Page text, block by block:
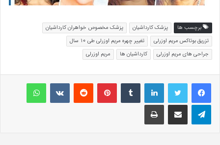
برچسب ها پزشک کارداشیان
پزشک مخصوص خواهران کارداشیان
تزریق بوتاکس مریم اوزرلی
تغییر چهره مریم اوزرلی طی 10 سال
جراحی های مریم اوزرلی
کارداشیان ها مریم اوزرلی
لینکداینتامبلر پینتریستReddit
VKontakteواتس آپ
تلگرام اشتراک گذاری با ایمیل چاپ